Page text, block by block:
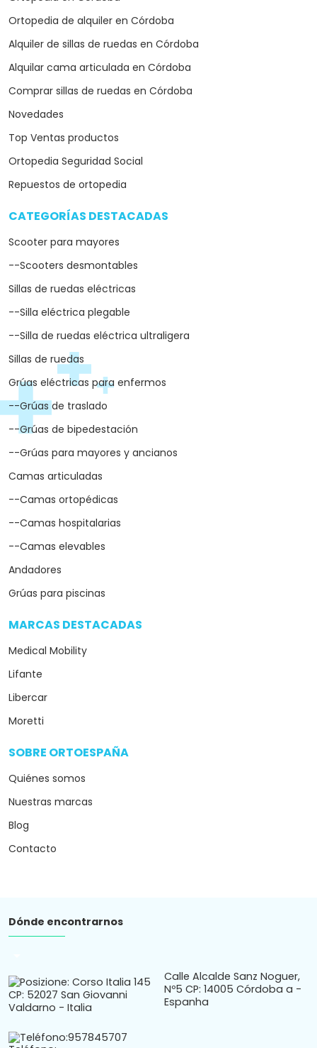
Ortopedia de alquiler en Córdoba
Alquiler de sillas de ruedas en Córdoba
Alquilar cama articulada en Córdoba
Comprar sillas de ruedas en Córdoba
Novedades
Top Ventas productos
Ortopedia Seguridad Social
Repuestos de ortopedia
CATEGORÍAS DESTACADAS
Scooter para mayores
--Scooters desmontables
Sillas de ruedas eléctricas
--Silla eléctrica plegable
--Silla de ruedas eléctrica ultraligera
Sillas de ruedas
Grúas eléctricas para enfermos
--Grúas de traslado
--Grúas de bipedestación
--Grúas para mayores y ancianos
Camas articuladas
--Camas ortopédicas
--Camas hospitalarias
--Camas elevables
Andadores
Grúas para piscinas
MARCAS DESTACADAS
Medical Mobility
Lifante
Libercar
Moretti
SOBRE ORTOESPAÑA
Quiénes somos
Nuestras marcas
Blog
Contacto
Dónde encontrarnos
Calle Alcalde Sanz Noguer,
Nº5 CP: 14005 Córdoba a -
Espanha
Teléfono:957845707